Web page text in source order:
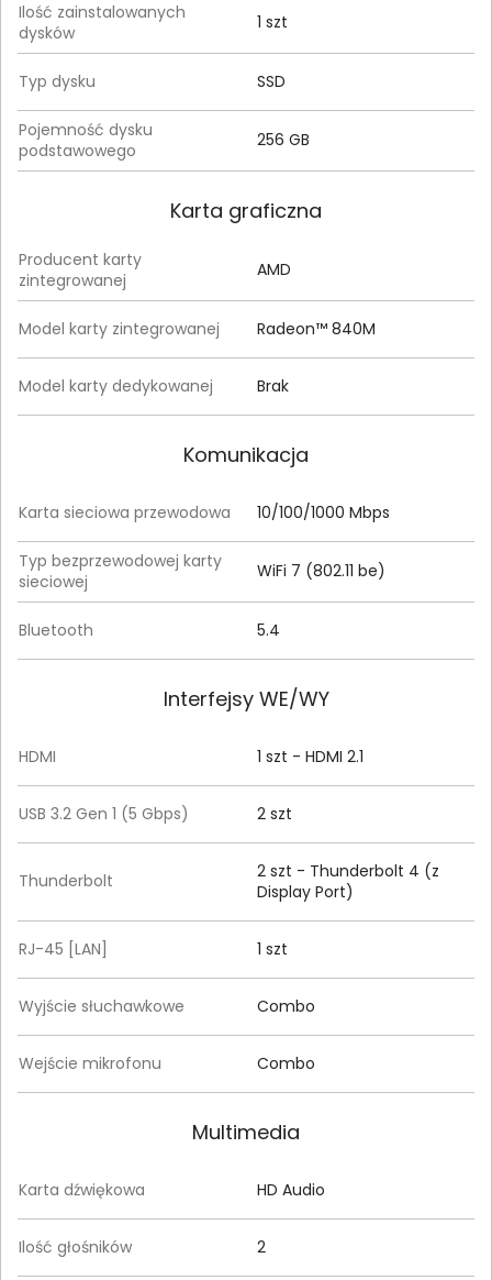
Ilość zainstalowanych
dysków
1 szt
Typ dysku SSD
Pojemność dysku
podstawowego
256 GB
Karta graficzna
Producent karty
zintegrowanej
AMD
Model karty zintegrowanej Radeon™ 840M
Model karty dedykowanej Brak
Komunikacja
Karta sieciowa przewodowa 10/100/1000 Mbps
Typ bezprzewodowej karty
sieciowej
WiFi 7 (802.11 be)
Bluetooth 5.4
Interfejsy WE/WY
HDMI 1 szt - HDMI 2.1
USB 3.2 Gen 1 (5 Gbps) 2 szt
Thunderbolt
2 szt - Thunderbolt 4 (z
Display Port)
RJ-45 [LAN] 1 szt
Wyjście słuchawkowe Combo
Wejście mikrofonu Combo
Multimedia
Karta dźwiękowa HD Audio
Ilość głośników 2